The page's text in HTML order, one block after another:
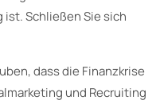
ist. Schließen Sie sich
dass die Finanzkrise
und Recruiting